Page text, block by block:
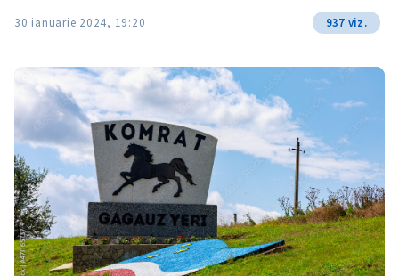
30 ianuarie 2024, 19:20 937 viz.